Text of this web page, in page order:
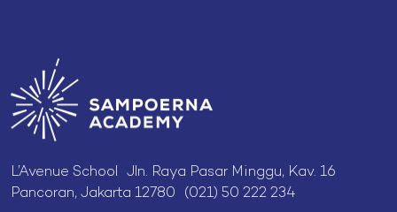
L’Avenue School Jln. Raya Pasar Minggu, Kav. 16
Pancoran, Jakarta 12780 (021) 50 222 234